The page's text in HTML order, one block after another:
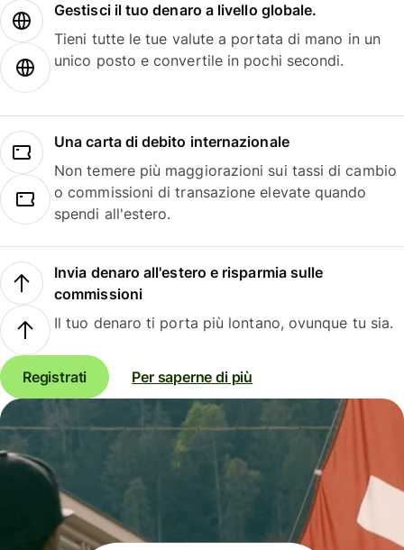
Gestisci il tuo denaro a livello globale.
Tieni tutte le tue valute a portata di mano in un
unico posto e convertile in pochi secondi.
Una carta di debito internazionale
Non temere più maggiorazioni sui tassi di cambio
o commissioni di transazione elevate quando
spendi all'estero.
Invia denaro all'estero e risparmia sulle
commissioni
Il tuo denaro ti porta più lontano, ovunque tu sia.
Registrati Per saperne di più